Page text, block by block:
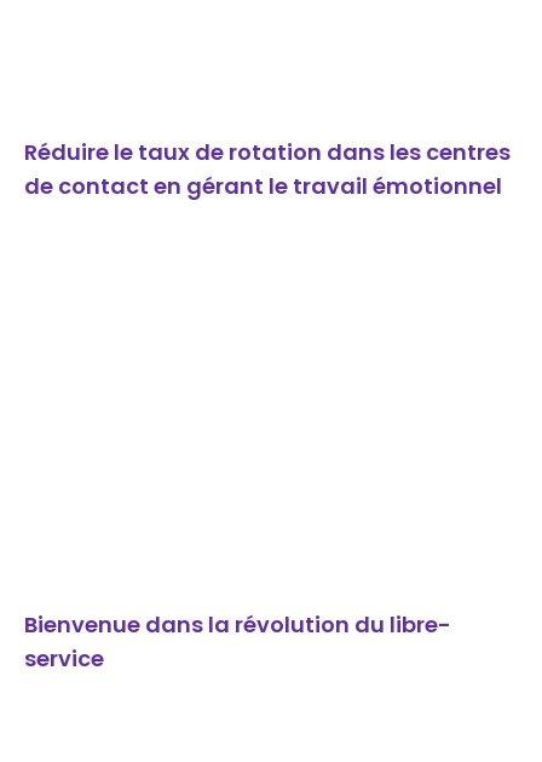
Réduire le taux de rotation dans les centres
de contact en gérant le travail émotionnel
Bienvenue dans la révolution du libre-
service